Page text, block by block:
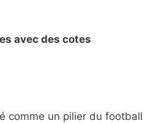
avec des cotes
comme un pilier du football